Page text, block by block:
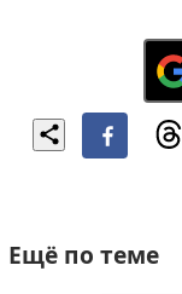
Ещё по теме